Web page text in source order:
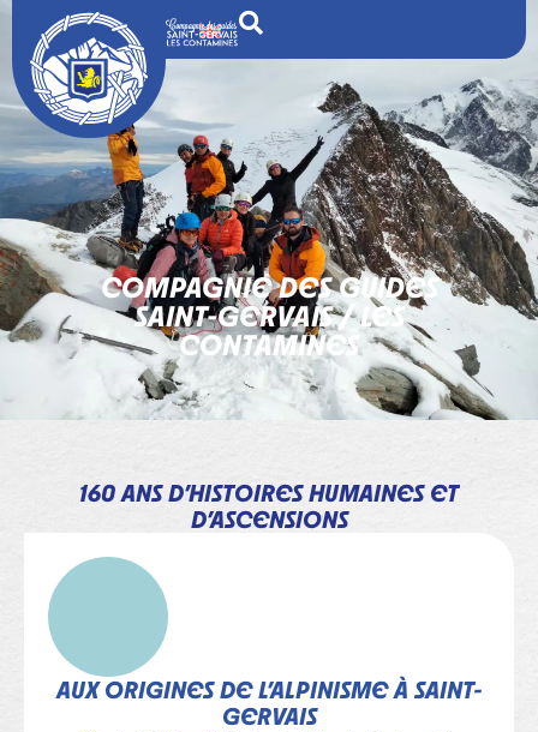
COMPAGNIE DES GUIDES
SAINT-GERVAIS / LES
CONTAMINES
160 ANS D’HISTOIRES HUMAINES ET
D’ASCENSIONS
AUX ORIGINES DE L’ALPINISME À SAINT-
GERVAIS